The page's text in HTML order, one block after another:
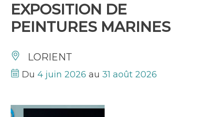
EXPOSITION DE
PEINTURES MARINES
LORIENT
Du4 juin 2026 au31 août 2026